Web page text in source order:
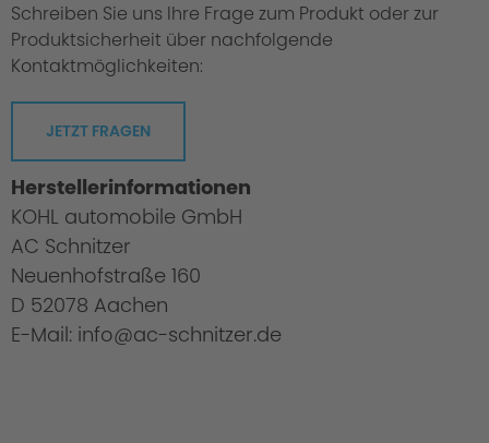
Schreiben Sie uns Ihre Frage zum Produkt oder zur
Produktsicherheit über nachfolgende
Kontaktmöglichkeiten:
JETZT FRAGEN
Herstellerinformationen
KOHL automobile GmbH
AC Schnitzer
Neuenhofstraße 160
D 52078 Aachen
E-Mail: info@ac-schnitzer.de